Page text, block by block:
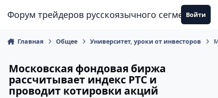
Форум трейдеров русскоязычного сегмента
Войти
Главная Общее Университет, уроки от инвесторов
Московская фондовая биржа
рассчитывает индекс РТС и
проводит котировки акций